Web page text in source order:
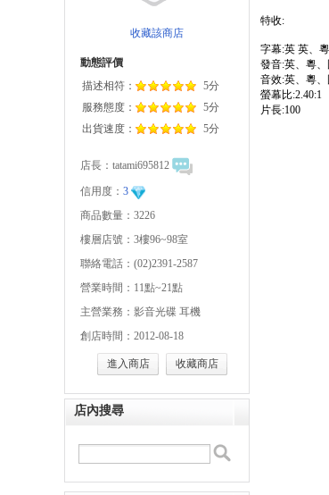
收藏該商店
動態評價
描述相符：
5分
服務態度：
5分
出貨速度：
5分
店長： tatami695812
信用度： 3
商品數量：3226
樓層店號：3樓96~98室
聯絡電話：(02)2391-2587
營業時間：11點~21點
主營業務：影音光碟 耳機
創店時間：2012-08-18
進入商店 收藏商店
店內搜尋
特收:
字幕:英 英、
發音:英、粵、
音效:英、粵、
螢幕比:2.40:1
片長:100